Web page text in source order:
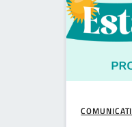
COMUNICATI